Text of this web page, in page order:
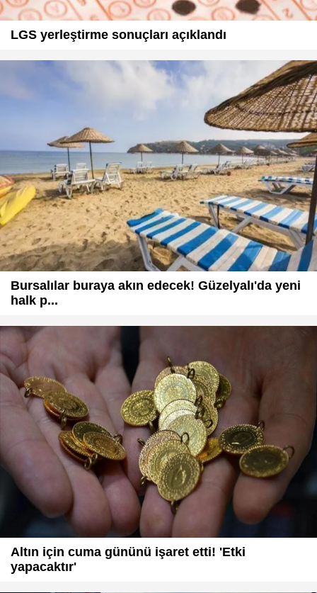
LGS yerleştirme sonuçları açıklandı
Bursalılar buraya akın edecek! Güzelyalı'da yeni
halk p...
Altın için cuma gününü işaret etti! 'Etki
yapacaktır'